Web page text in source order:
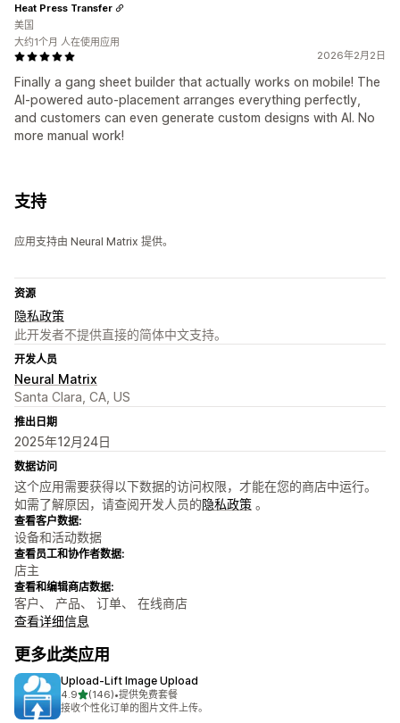
2026年2月2日
Finally a gang sheet builder that actually works on mobile! The
AI-powered auto-placement arranges everything perfectly,
and customers can even generate custom designs with AI. No
more manual work!
Heat Press Transfer
美国
大约1个月 人在使用应用
支持
应用支持由 Neural Matrix 提供。
资源
隐私政策
此开发者不提供直接的简体中文支持。
开发人员
Neural Matrix
Santa Clara, CA, US
推出日期
2025年12月24日
数据访问
这个应用需要获得以下数据的访问权限，才能在您的商店中运行。
如需了解原因，请查阅开发人员的隐私政策 。
查看客户数据:
设备和活动数据
查看员工和协作者数据:
店主
查看和编辑商店数据:
客户、 产品、 订单、 在线商店
查看详细信息
更多此类应用
Upload‑Lift Image Upload
4.9星（满分 5 星）
(146)
总共 146 条评论
•提供免费套餐
接收个性化订单的图片文件上传。